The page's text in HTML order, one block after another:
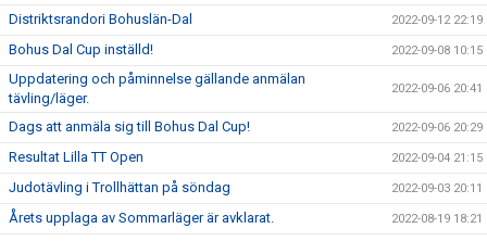
Distriktsrandori Bohuslän-Dal 2022-09-12 22:19
Bohus Dal Cup inställd! 2022-09-08 10:15
Uppdatering och påminnelse gällande anmälan
tävling/läger.
2022-09-06 20:41
Dags att anmäla sig till Bohus Dal Cup! 2022-09-06 20:29
Resultat Lilla TT Open 2022-09-04 21:15
Judotävling i Trollhättan på söndag 2022-09-03 20:11
Årets upplaga av Sommarläger är avklarat. 2022-08-19 18:21